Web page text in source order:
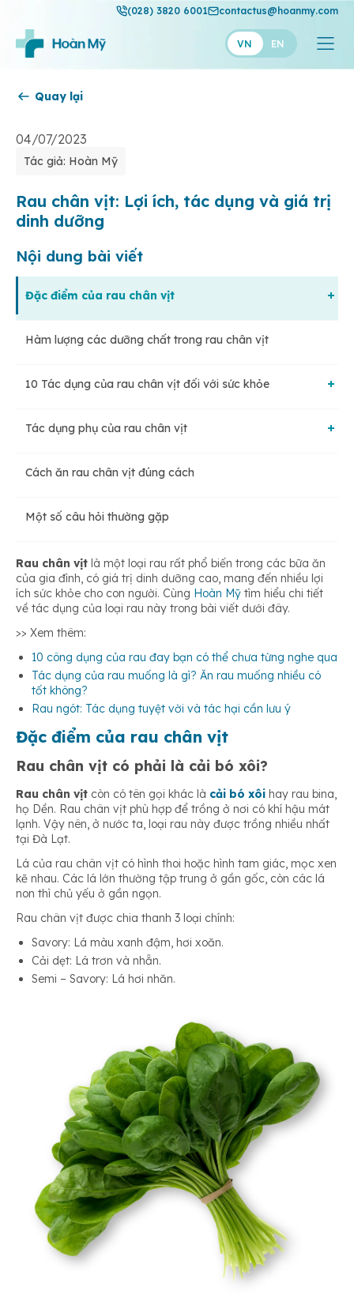
(028) 3820 6001 contactus@hoanmy.com
VN EN
Thuận Mỹ
Quay lại
04/07/2023
Tác giả: Hoàn Mỹ
Rau chân vịt: Lợi ích, tác dụng và giá trị
dinh dưỡng
Nội dung bài viết
Đặc điểm của rau chân vịt
Rau chân vịt có phải là cải bó xôi?
Hàm lượng các dưỡng chất trong rau chân vịt
10 Tác dụng của rau chân vịt đối với sức khỏe
Ngăn ngừa béo phì
Hỗ trợ bảo vệ mắt
Hỗ trợ điều trị hen suyễn
Hỗ trợ điều trị chứng rối loạn đông máu
Giữ chỉ số huyết áp ổn định
Cải thiện chức năng xương
Chống ung thư, chống viêm
Tác dụng phụ của rau chân vịt
Rau chân vịt làm tăng nguy cơ sỏi thận
Giảm hấp thụ khoáng chất
Loãng máu
Cách ăn rau chân vịt đúng cách
Một số câu hỏi thường gặp
Rau chân vịt là một loại rau rất phổ biến trong các bữa ăn
của gia đình, có giá trị dinh dưỡng cao, mang đến nhiều lợi
ích sức khỏe cho con người. Cùng Hoàn Mỹ tìm hiểu chi tiết
về tác dụng của loại rau này trong bài viết dưới đây.
>> Xem thêm:
10 công dụng của rau đay bạn có thể chưa từng nghe qua
Tác dụng của rau muống là gì? Ăn rau muống nhiều có
tốt không?
Rau ngót: Tác dụng tuyệt vời và tác hại cần lưu ý
Đặc điểm của rau chân vịt
Rau chân vịt có phải là cải bó xôi?
Rau chân vịt còn có tên gọi khác là cải bó xôi hay rau bina,
họ Dền. Rau chân vịt phù hợp để trồng ở nơi có khí hậu mát
lạnh. Vậy nên, ở nước ta, loại rau này được trồng nhiều nhất
tại Đà Lạt.
Lá của rau chân vịt có hình thoi hoặc hình tam giác, mọc xen
kẽ nhau. Các lá lớn thường tập trung ở gần gốc, còn các lá
non thì chủ yếu ở gần ngọn.
Rau chân vịt được chia thanh 3 loại chính:
Savory: Lá màu xanh đậm, hơi xoăn.
Cải dẹt: Lá trơn và nhẵn.
Semi – Savory: Lá hơi nhăn.